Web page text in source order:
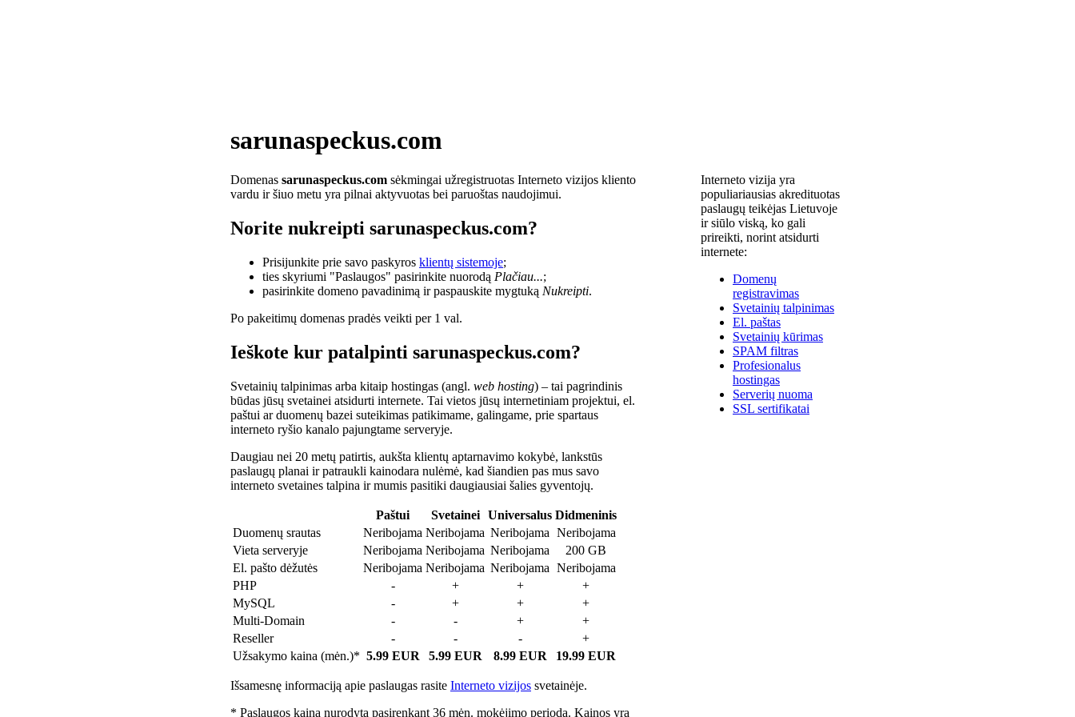
sarunaspeckus.com
Domenas sarunaspeckus.com sėkmingai užregistruotas Interneto vizijos kliento
vardu ir šiuo metu yra pilnai aktyvuotas bei paruoštas naudojimui.
Norite nukreipti sarunaspeckus.com?
Prisijunkite prie savo paskyros klientų sistemoje;
ties skyriumi "Paslaugos" pasirinkite nuorodą Plačiau...;
pasirinkite domeno pavadinimą ir paspauskite mygtuką Nukreipti.
Po pakeitimų domenas pradės veikti per 1 val.
Ieškote kur patalpinti sarunaspeckus.com?
Svetainių talpinimas arba kitaip hostingas (angl. web hosting) – tai pagrindinis
būdas jūsų svetainei atsidurti internete. Tai vietos jūsų internetiniam projektui, el.
paštui ar duomenų bazei suteikimas patikimame, galingame, prie spartaus
interneto ryšio kanalo pajungtame serveryje.
Daugiau nei 20 metų patirtis, aukšta klientų aptarnavimo kokybė, lankstūs
paslaugų planai ir patraukli kainodara nulėmė, kad šiandien pas mus savo
interneto svetaines talpina ir mumis pasitiki daugiausiai šalies gyventojų.
Paštui Svetainei Universalus Didmeninis
Duomenų srautas
Neribojama Neribojama Neribojama Neribojama
Vieta serveryje
Neribojama Neribojama Neribojama
200 GB
El. pašto dėžutės
Neribojama Neribojama Neribojama Neribojama
PHP
- + +
+
MySQL
- + +
+
Multi-Domain
- - +
+
Reseller
- - -
+
Užsakymo kaina (mėn.)* 5.99 EUR 5.99 EUR 8.99 EUR 19.99 EUR
Išsamesnę informaciją apie paslaugas rasite Interneto vizijos svetainėje.
* Paslaugos kaina nurodyta pasirenkant 36 mėn. mokėjimo periodą. Kainos yra
Interneto vizija yra
populiariausias akredituotas
paslaugų teikėjas Lietuvoje
ir siūlo viską, ko gali
prireikti, norint atsidurti
internete:
Domenų
registravimas
Svetainių talpinimas
El. paštas
Svetainių kūrimas
SPAM filtras
Profesionalus
hostingas
Serverių nuoma
SSL sertifikatai